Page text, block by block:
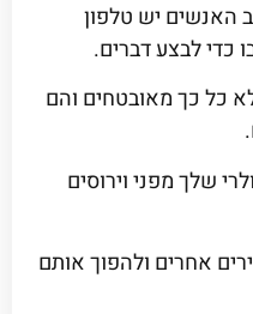
האנשים יש טלפון
כדי לבצע דברים.
כל כך מאובטחים והם
שלך מפני וירוסים
אחרים ולהפוך אותם